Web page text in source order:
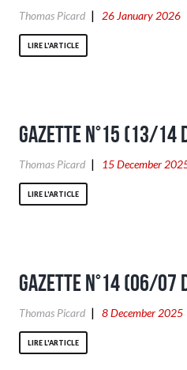
Thomas Picard 26 January 2026
LIRE L'ARTICLE
Gazette n°15 (13/14
Thomas Picard 15 December
LIRE L'ARTICLE
Gazette n°14 (06/07
Thomas Picard 8 December 2025
LIRE L'ARTICLE